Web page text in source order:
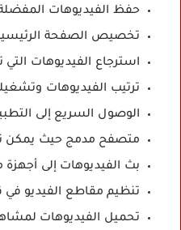
حفظ الفيديوهات
تخصيص الصفحة
استرجاع الفيديوهات
ترتيب الفيديوهات
الوصول السريع إلى
متصفح مدمج حيث يمكن
بث الفيديوهات إلى
تنظيم مقاطع الفيديو في
تحميل الفيديوهات